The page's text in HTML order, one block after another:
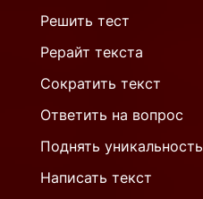
Решить тест
Рерайт текста
Сократить текст
Ответить на вопрос
Поднять уникальность
Написать текст